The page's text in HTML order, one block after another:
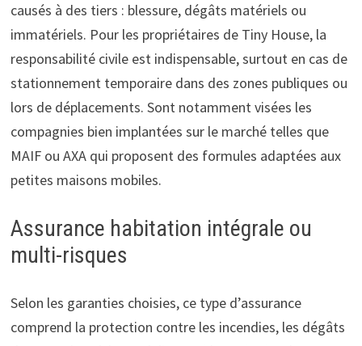
causés à des tiers : blessure, dégâts matériels ou
immatériels. Pour les propriétaires de Tiny House, la
responsabilité civile est indispensable, surtout en cas de
stationnement temporaire dans des zones publiques ou
lors de déplacements. Sont notamment visées les
compagnies bien implantées sur le marché telles que
MAIF ou AXA qui proposent des formules adaptées aux
petites maisons mobiles.
Assurance habitation intégrale ou
multi-risques
Selon les garanties choisies, ce type d’assurance
comprend la protection contre les incendies, les dégâts